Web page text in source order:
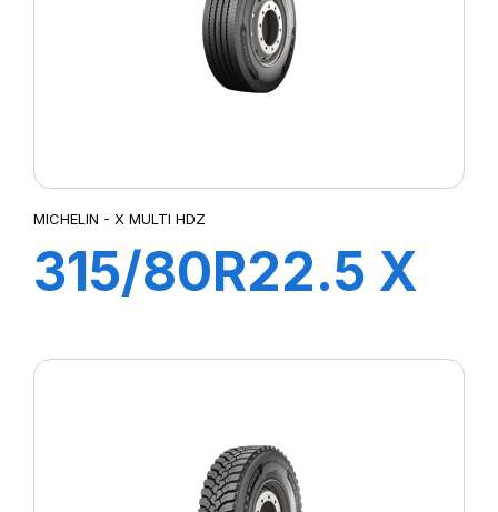
MICHELIN - X MULTI HDZ
315/80R22.5 X